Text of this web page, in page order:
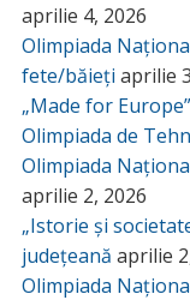
aprilie 4, 2026
Olimpiada
fete/băieți aprilie
„Made for Europe”
Olimpiada de
Olimpiada
aprilie 2, 2026
„Istorie și
județeană aprilie
Olimpiada